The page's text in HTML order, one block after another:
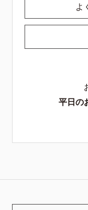
よ
平日の